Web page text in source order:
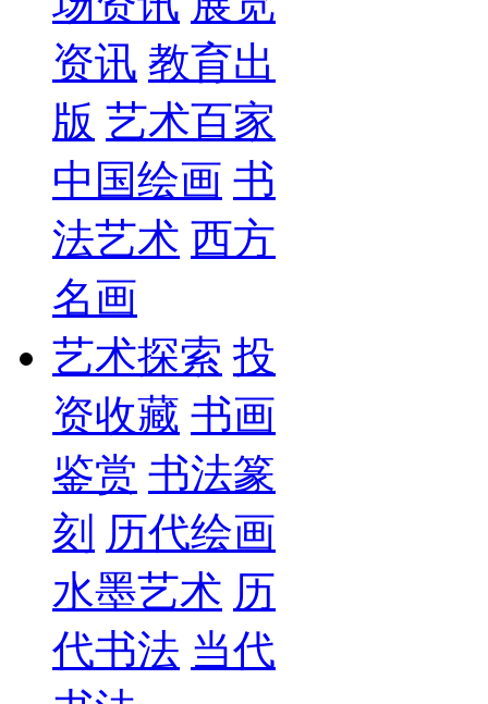
资讯 教育出
版 艺术百家
中国绘画 书
法艺术 西方
名画
艺术探索 投
资收藏 书画
鉴赏 书法篆
刻 历代绘画
水墨艺术 历
代书法 当代